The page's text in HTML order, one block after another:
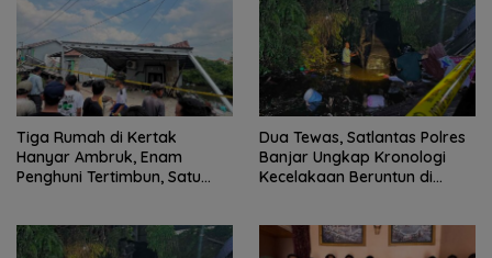
Tiga Rumah di Kertak
Hanyar Ambruk, Enam
Penghuni Tertimbun, Satu
Dua Tewas, Satlantas Polres
Banjar Ungkap Kronologi
Kecelakaan Beruntun di